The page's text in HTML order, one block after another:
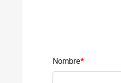
Nombre*